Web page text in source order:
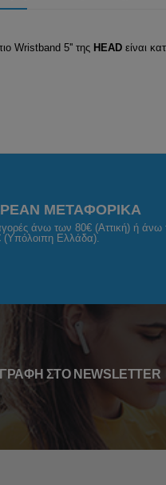
Wristband 5'' της HEAD είναι
ΜΕΤΑΦΟΡΙΚΑ
άνω των 80€ (Αττική) ή άνω
(Υπόλοιπη Ελλάδα).
ΣΤΟ NEWSLETTER